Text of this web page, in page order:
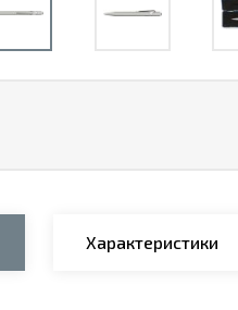
Характеристики